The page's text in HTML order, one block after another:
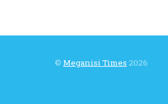
© Meganisi Times 2026